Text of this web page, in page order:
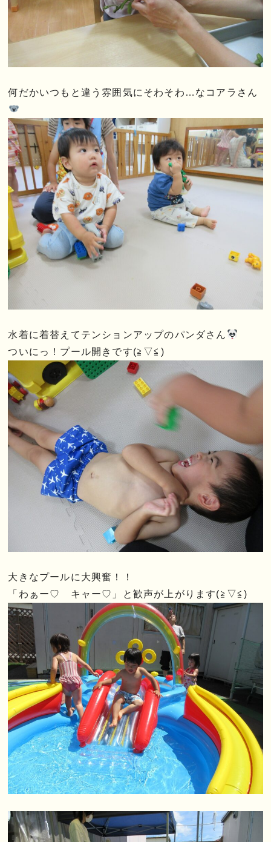
何だかいつもと違う雰囲気にそわそわ…なコアラさん
水着に着替えてテンションアップのパンダさん
ついにっ！プール開きです(≧▽≦)
大きなプールに大興奮！！
「わぁー♡ キャー♡」と歓声が上がります(≧▽≦)